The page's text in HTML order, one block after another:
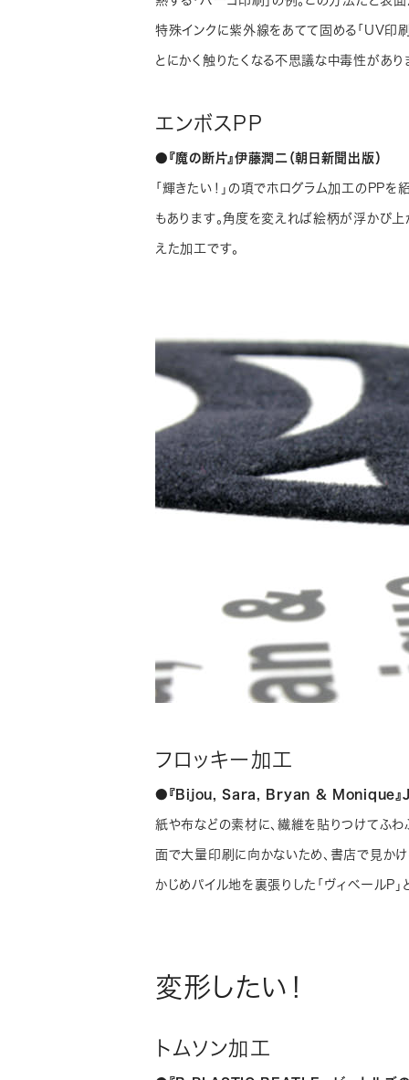
特殊インクに紫外線をあてて固める「UV印
とにかく触りたくなる不思議な中毒性があり
エンボスPP
●『魔の断片』伊藤潤二（朝日新聞出版）
「輝きたい！」の項でホログラム加工のPP
もあります。角度を変えれば絵柄が浮かび上
えた加工です。
フロッキー加工
●『Bijou, Sara, Bryan & Monique』
紙や布などの素材に、繊維を貼りつけてふわ
面で大量印刷に向かないため、書店で見かけ
かじめパイル地を裏張りした「ヴィベールP
変形したい！
トムソン加工